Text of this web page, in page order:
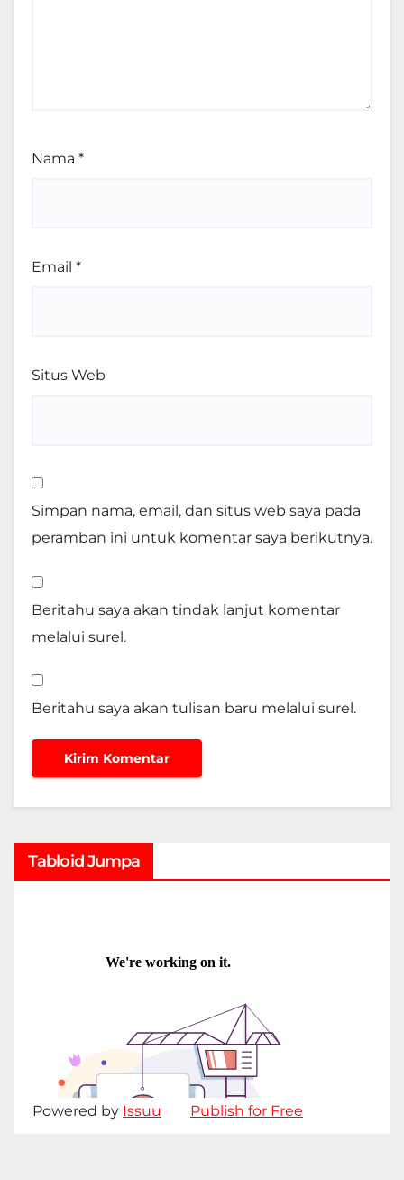
Nama *
Email *
Situs Web
Simpan nama, email, dan situs web saya pada
peramban ini untuk komentar saya berikutnya.
Beritahu saya akan tindak lanjut komentar
melalui surel.
Beritahu saya akan tulisan baru melalui surel.
Tabloid Jumpa
Powered by Issuu Publish for Free